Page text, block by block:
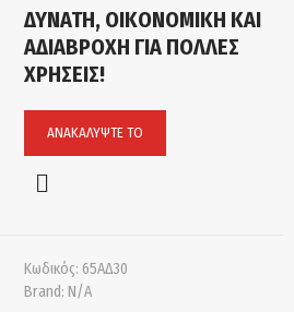
ΔΥΝΑΤΗ, ΟΙΚΟΝΟΜΙΚΗ ΚΑΙ
ΑΔΙΑΒΡΟΧΗ ΓΙΑ ΠΟΛΛΕΣ
ΧΡΗΣΕΙΣ!
ΑΝΑΚΑΛΎΨΤΕ ΤΟ
Κωδικός: 65ΑΔ30
Brand:N/A